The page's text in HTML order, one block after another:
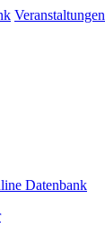
Veranstaltungen
Datenbank